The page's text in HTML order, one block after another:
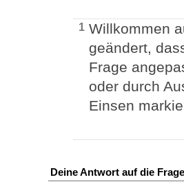
1 Willkommen
geändert,
Frage
oder durch
Einsen
Deine Antwort auf die